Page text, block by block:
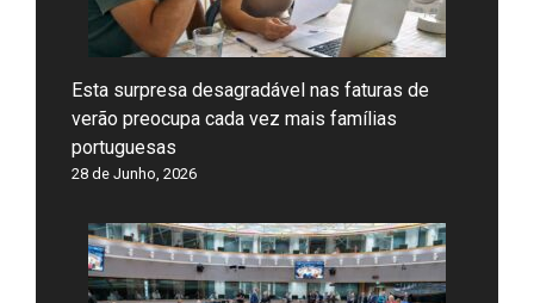
Esta surpresa desagradável nas faturas de
verão preocupa cada vez mais famílias
portuguesas
28 de Junho, 2026